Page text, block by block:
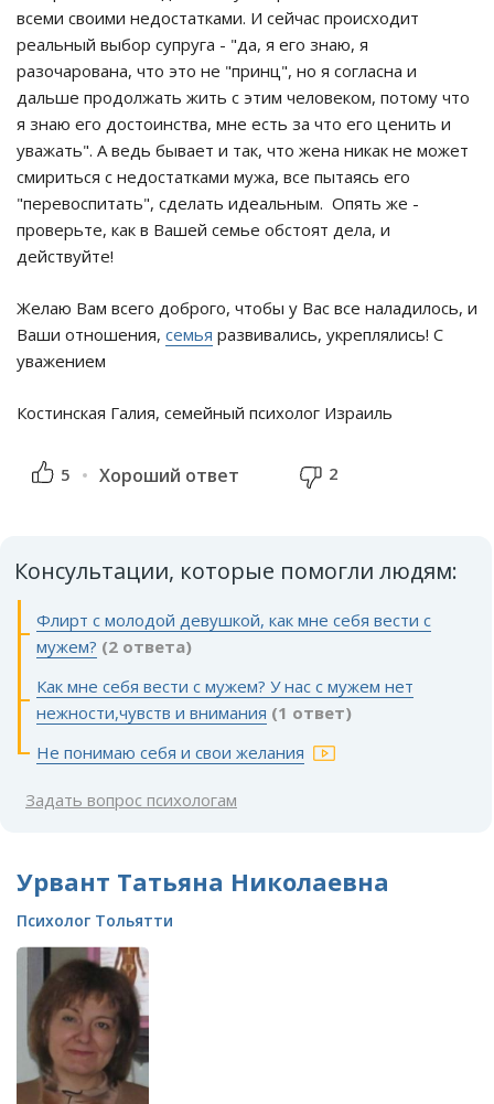
всеми своими недостатками. И сейчас происходит
реальный выбор супруга - "да, я его знаю, я
разочарована, что это не "принц", но я согласна и
дальше продолжать жить с этим человеком, потому что
я знаю его достоинства, мне есть за что его ценить и
уважать". А ведь бывает и так, что жена никак не может
смириться с недостатками мужа, все пытаясь его
"перевоспитать", сделать идеальным. Опять же -
проверьте, как в Вашей семье обстоят дела, и
действуйте!
Желаю Вам всего доброго, чтобы у Вас все наладилось, и
Ваши отношения, семья развивались, укреплялись! С
уважением
Костинская Галия, семейный психолог Израиль
5 Хороший ответ 2
Консультации, которые помогли людям:
Флирт с молодой девушкой, как мне себя вести с
мужем? (2 ответа)
Как мне себя вести с мужем? У нас с мужем нет
нежности,чувств и внимания (1 ответ)
Не понимаю себя и свои желания
Задать вопрос психологам
Урвант Татьяна Николаевна
Психолог Тольятти